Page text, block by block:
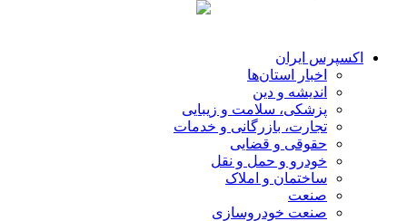
اکسپرس ایران
اخبار استان‌ها
اندیشه و دین
پزشکی، سلامت و زیبایی
تجارت، بازرگانی و خدمات
حقوقی و قضایی
خودرو و حمل و نقل
ساختمان و املاک
صنعت
صنعت خودروسازی